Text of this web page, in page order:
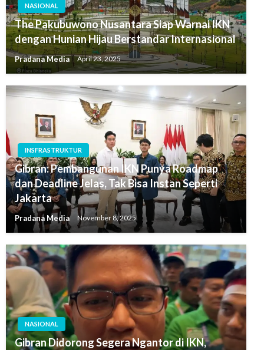
NASIONAL
The Pakubuwono Nusantara Siap Warnai IKN
dengan Hunian Hijau Berstandar Internasional
Pradana Media April 23, 2025
INSFRASTRUKTUR
Gibran: Pembangunan IKN Punya Roadmap
dan Deadline Jelas, Tak Bisa Instan Seperti
Jakarta
Pradana Media November 8, 2025
NASIONAL
Gibran Didorong Segera Ngantor di IKN,